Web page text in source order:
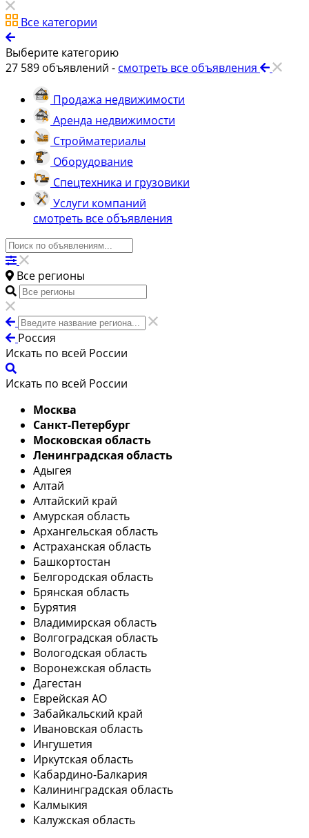
Все категории
Выберите категорию
27 589 объявлений - смотреть все объявления
Продажа недвижимости
Аренда недвижимости
Стройматериалы
Оборудование
Спецтехника и грузовики
Услуги компаний
смотреть все объявления
Все регионы
Россия
Искать по всей России
Искать по всей России
Москва
Санкт-Петербург
Московская область
Ленинградская область
Адыгея
Алтай
Алтайский край
Амурская область
Архангельская область
Астраханская область
Башкортостан
Белгородская область
Брянская область
Бурятия
Владимирская область
Волгоградская область
Вологодская область
Воронежская область
Дагестан
Еврейская АО
Забайкальский край
Ивановская область
Ингушетия
Иркутская область
Кабардино-Балкария
Калининградская область
Калмыкия
Калужская область